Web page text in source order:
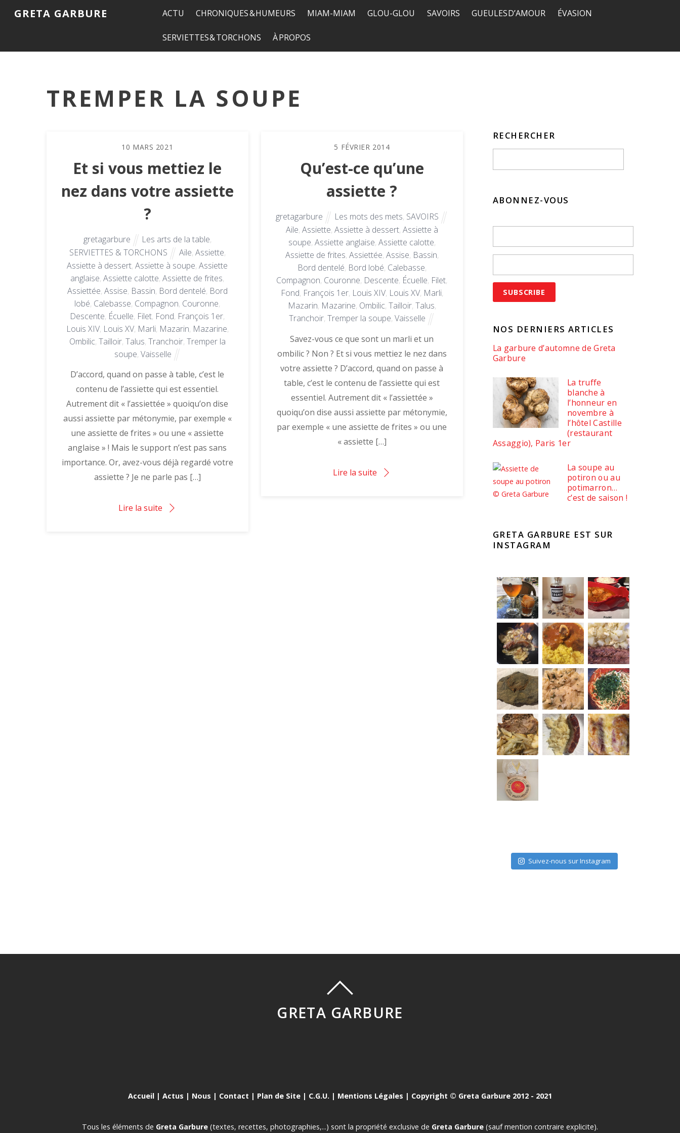
GRETA GARBURE ACTU CHRONIQUES & HUMEURS MIAM-MIAM GLOU-GLOU SAVOIRS GUEULES D’AMOUR ÉVASION
SERVIETTES & TORCHONS À PROPOS
TREMPER LA SOUPE
10 MARS 2021
Et si vous mettiez le
nez dans votre assiette
?
gretagarbure Les arts de la table,
SERVIETTES & TORCHONS
Aile, Assiette,
Assiette à dessert,Assiette à soupe,Assiette
anglaise,Assiette calotte,Assiette de frites,
Assiettée, Assise, Bassin, Bord dentelé, Bord
lobé, Calebasse, Compagnon, Couronne,
Descente, Écuelle, Filet, Fond, François 1er,
Louis XIV, Louis XV, Marli, Mazarin, Mazarine,
Ombilic, Tailloir, Talus, Tranchoir, Tremper la
soupe, Vaisselle
D’accord, quand on passe à table, c’est le
contenu de l’assiette qui est essentiel.
Autrement dit « l’assiettée » quoiqu’on dise
aussi assiette par métonymie, par exemple «
une assiette de frites » ou une « assiette
anglaise » ! Mais le support n’est pas sans
importance. Or, avez-vous déjà regardé votre
assiette ? Je ne parle pas […]
Lire la suite
5 FÉVRIER 2014
Qu’est-ce qu’une
assiette ?
gretagarbure Les mots des mets, SAVOIRS
Aile, Assiette, Assiette à dessert, Assiette à
soupe, Assiette anglaise, Assiette calotte,
Assiette de frites, Assiettée, Assise, Bassin,
Bord dentelé, Bord lobé, Calebasse,
Compagnon, Couronne, Descente, Écuelle, Filet,
Fond, François 1er, Louis XIV, Louis XV, Marli,
Mazarin, Mazarine, Ombilic, Tailloir, Talus,
Tranchoir, Tremper la soupe, Vaisselle
Savez-vous ce que sont un marli et un
ombilic ? Non ? Et si vous mettiez le nez dans
votre assiette ? D’accord, quand on passe à
table, c’est le contenu de l’assiette qui est
essentiel. Autrement dit « l’assiettée »
quoiqu’on dise aussi assiette par métonymie,
par exemple « une assiette de frites » ou une
« assiette […]
Lire la suite
RECHERCHER
ABONNEZ-VOUS
NOS DERNIERS ARTICLES
La garbure d’automne de Greta
Garbure
La truffe
blanche à
l’honneur en
novembre à
l’hôtel Castille
(restaurant
Assaggio), Paris 1er
La soupe au
potiron ou au
potimarron…
c’est de saison !
GRETA GARBURE EST SUR
INSTAGRAM
Suivez-nous sur Instagram
GRETA GARBURE
Accueil | Actus | Nous | Contact | Plan de Site | C.G.U. | Mentions Légales | Copyright © Greta Garbure 2012 - 2021
Tous les éléments de Greta Garbure (textes, recettes, photographies,...) sont la propriété exclusive de Greta Garbure (sauf mention contraire explicite).